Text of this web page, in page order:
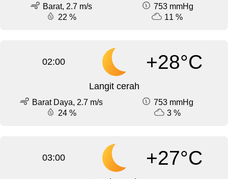
Barat, 2.7 m/s
753 mmHg
22 %
11 %
02:00 +28°C
Langit cerah
Barat Daya, 2.7 m/s
753 mmHg
24 %
3 %
03:00 +27°C